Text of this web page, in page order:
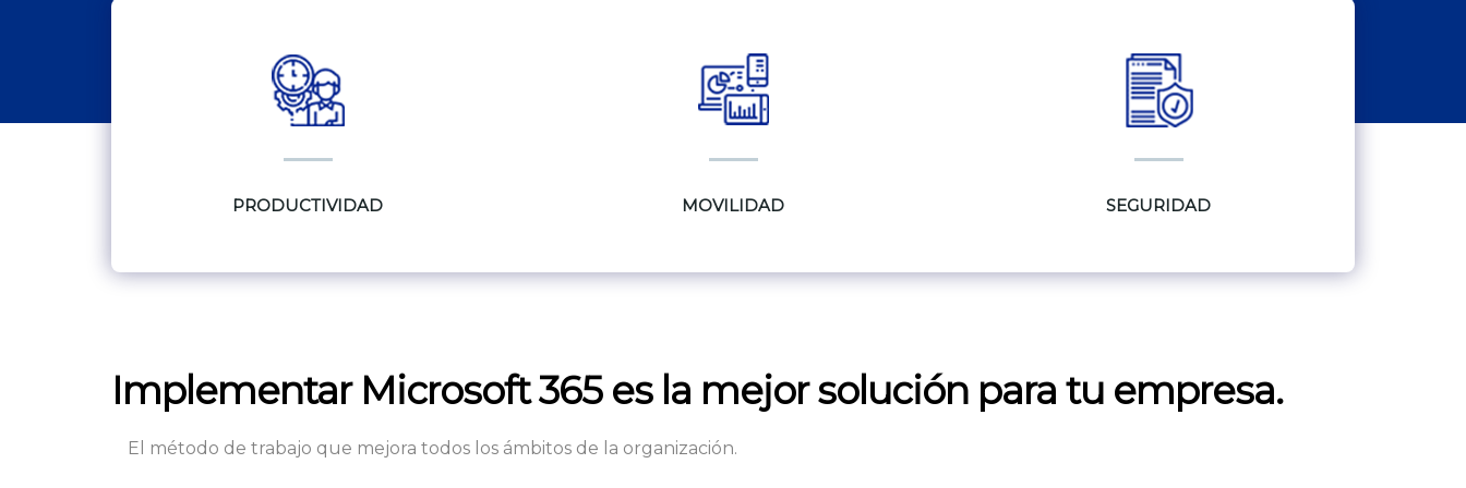
PRODUCTIVIDAD MOVILIDAD SEGURIDAD
Implementar Microsoft 365 es la mejor solución para tu empresa.
El método de trabajo que mejora todos los ámbitos de la organización.